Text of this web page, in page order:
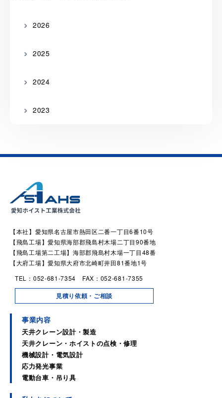
2026
2025
2024
2023
【本社】愛知県名古屋市熱田区二番一丁目6番10号
【飛島工場】愛知県海部郡飛島村木場二丁目90番地
【飛島工場第二工場】海部郡飛島村木場一丁目48番
【大府工場】愛知県大府市北崎町井田81番地1号
TEL：052-681-7354 FAX：052-681-7355
見積り依頼・ご相談
事業内容
天井クレーン設計・製造
天井クレーン・ホイストの点検・修理
機械設計・電気設計
応力発光事業
電動台車・吊り具